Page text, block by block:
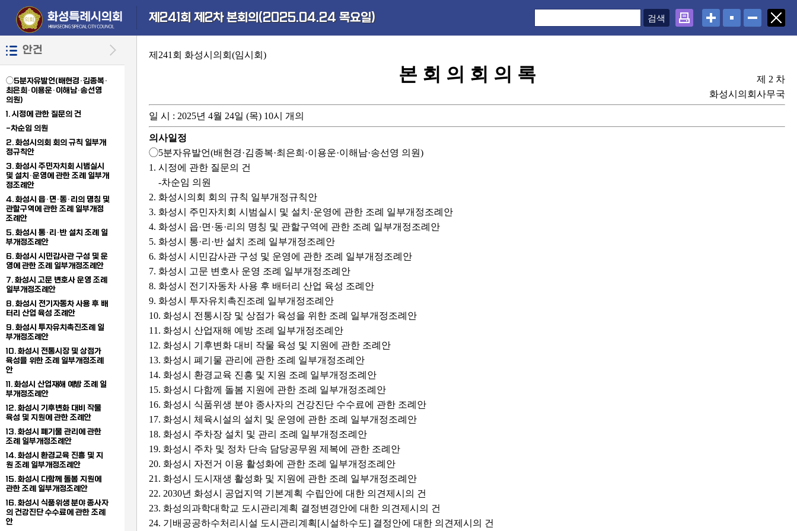
본문으로 바로가기
기능메뉴 메뉴 바로가기
설정메뉴 메뉴 바로가기
제241회 제2차 본회의(2025.04.24 목요일)
안건
◯5분자유발언(배현경·김종복·
최은희·이용운·이해남·송선영
의원)
1. 시정에 관한 질문의 건
-차순임 의원
2. 화성시의회 회의 규칙 일부개
정규칙안
3. 화성시 주민자치회 시범실시
및 설치·운영에 관한 조례 일부개
정조례안
4. 화성시 읍·면·동·리의 명칭 및
관할구역에 관한 조례 일부개정
조례안
5. 화성시 통·리·반 설치 조례 일
부개정조례안
6. 화성시 시민감사관 구성 및 운
영에 관한 조례 일부개정조례안
7. 화성시 고문 변호사 운영 조례
일부개정조례안
8. 화성시 전기자동차 사용 후 배
터리 산업 육성 조례안
9. 화성시 투자유치촉진조례 일
부개정조례안
10. 화성시 전통시장 및 상점가
육성을 위한 조례 일부개정조례
안
11. 화성시 산업재해 예방 조례 일
부개정조례안
12. 화성시 기후변화 대비 작물
육성 및 지원에 관한 조례안
13. 화성시 폐기물 관리에 관한
조례 일부개정조례안
14. 화성시 환경교육 진흥 및 지
원 조례 일부개정조례안
15. 화성시 다함께 돌봄 지원에
관한 조례 일부개정조례안
16. 화성시 식품위생 분야 종사자
의 건강진단 수수료에 관한 조례
안
제241회 화성시의회(임시회)
본 회 의 회 의 록
제 2 차
화성시의회사무국
일 시 : 2025년 4월 24일 (목) 10시 개의
의사일정
◯5분자유발언(배현경·김종복·최은희·이용운·이해남·송선영 의원)
1. 시정에 관한 질문의 건
-차순임 의원
2. 화성시의회 회의 규칙 일부개정규칙안
3. 화성시 주민자치회 시범실시 및 설치·운영에 관한 조례 일부개정조례안
4. 화성시 읍·면·동·리의 명칭 및 관할구역에 관한 조례 일부개정조례안
5. 화성시 통·리·반 설치 조례 일부개정조례안
6. 화성시 시민감사관 구성 및 운영에 관한 조례 일부개정조례안
7. 화성시 고문 변호사 운영 조례 일부개정조례안
8. 화성시 전기자동차 사용 후 배터리 산업 육성 조례안
9. 화성시 투자유치촉진조례 일부개정조례안
10. 화성시 전통시장 및 상점가 육성을 위한 조례 일부개정조례안
11. 화성시 산업재해 예방 조례 일부개정조례안
12. 화성시 기후변화 대비 작물 육성 및 지원에 관한 조례안
13. 화성시 폐기물 관리에 관한 조례 일부개정조례안
14. 화성시 환경교육 진흥 및 지원 조례 일부개정조례안
15. 화성시 다함께 돌봄 지원에 관한 조례 일부개정조례안
16. 화성시 식품위생 분야 종사자의 건강진단 수수료에 관한 조례안
17. 화성시 체육시설의 설치 및 운영에 관한 조례 일부개정조례안
18. 화성시 주차장 설치 및 관리 조례 일부개정조례안
19. 화성시 주차 및 정차 단속 담당공무원 제복에 관한 조례안
20. 화성시 자전거 이용 활성화에 관한 조례 일부개정조례안
21. 화성시 도시재생 활성화 및 지원에 관한 조례 일부개정조례안
22. 2030년 화성시 공업지역 기본계획 수립안에 대한 의견제시의 건
23. 화성의과학대학교 도시관리계획 결정변경안에 대한 의견제시의 건
24. 기배공공하수처리시설 도시관리계획[시설하수도] 결정안에 대한 의견제시의 건